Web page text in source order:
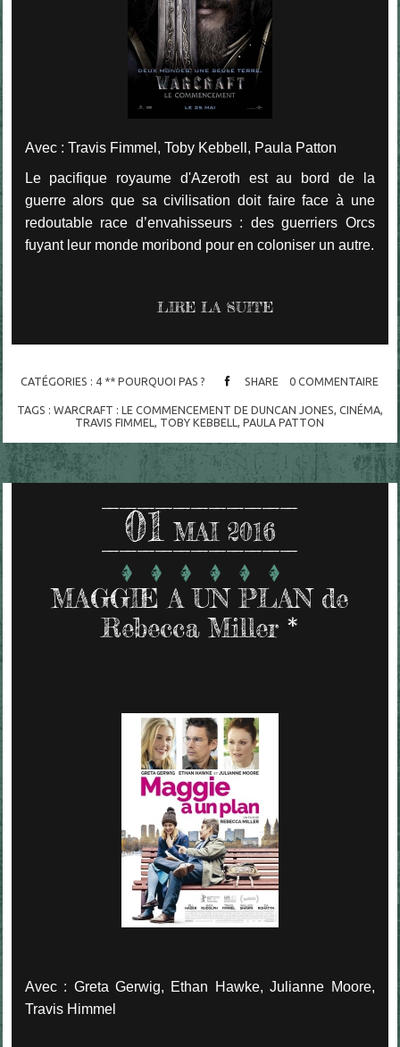
Avec : Travis Fimmel, Toby Kebbell, Paula Patton
Le pacifique royaume d'Azeroth est au bord de la
guerre alors que sa civilisation doit faire face à une
redoutable race d’envahisseurs : des guerriers Orcs
fuyant leur monde moribond pour en coloniser un autre.
LIRE LA SUITE
CATÉGORIES : 4 ** POURQUOI PAS ? SHARE 0 COMMENTAIRE
TAGS : WARCRAFT : LE COMMENCEMENT DE DUNCAN JONES, CINÉMA,
TRAVIS FIMMEL, TOBY KEBBELL,PAULA PATTON
01 MAI 2016
MAGGIE A UN PLAN de
Rebecca Miller *
Avec : Greta Gerwig, Ethan Hawke, Julianne Moore,
Travis Himmel